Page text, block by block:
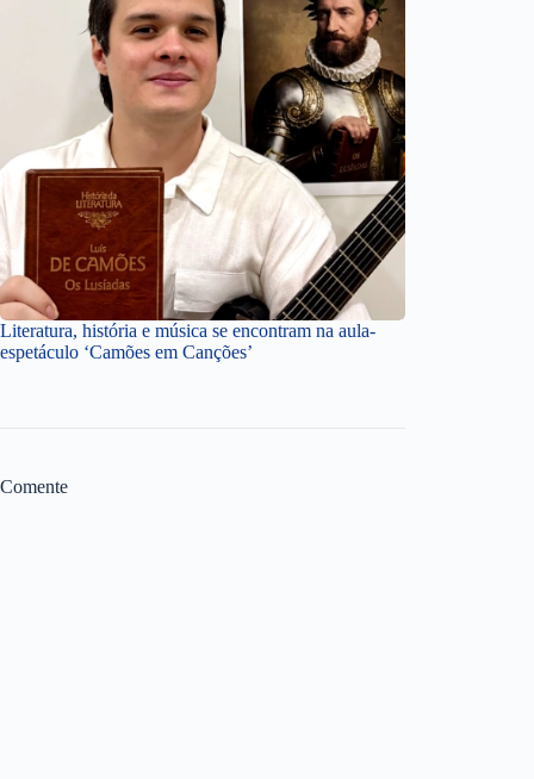
Literatura, história e música se encontram na aula-
espetáculo ‘Camões em Canções’
Comente